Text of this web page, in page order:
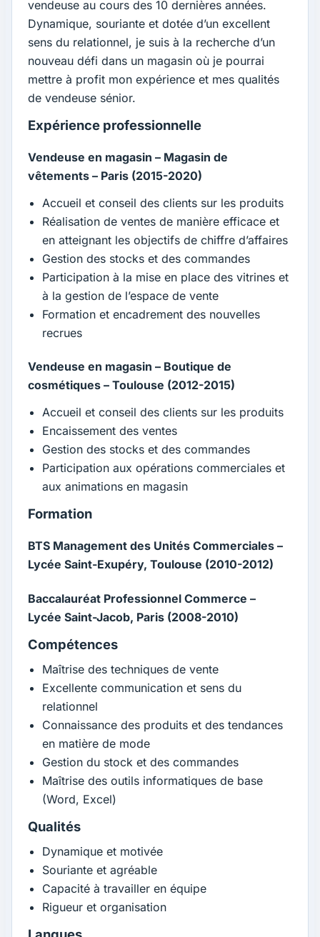
vendeuse au cours des 10 dernières années.
Dynamique, souriante et dotée d’un excellent
sens du relationnel, je suis à la recherche d’un
nouveau défi dans un magasin où je pourrai
mettre à profit mon expérience et mes qualités
de vendeuse sénior.
Expérience professionnelle
Vendeuse en magasin – Magasin de
vêtements – Paris (2015-2020)
Accueil et conseil des clients sur les produits
Réalisation de ventes de manière efficace et
en atteignant les objectifs de chiffre d’affaires
Gestion des stocks et des commandes
Participation à la mise en place des vitrines et
à la gestion de l’espace de vente
Formation et encadrement des nouvelles
recrues
Vendeuse en magasin – Boutique de
cosmétiques – Toulouse (2012-2015)
Accueil et conseil des clients sur les produits
Encaissement des ventes
Gestion des stocks et des commandes
Participation aux opérations commerciales et
aux animations en magasin
Formation
BTS Management des Unités Commerciales –
Lycée Saint-Exupéry, Toulouse (2010-2012)
Baccalauréat Professionnel Commerce –
Lycée Saint-Jacob, Paris (2008-2010)
Compétences
Maîtrise des techniques de vente
Excellente communication et sens du
relationnel
Connaissance des produits et des tendances
en matière de mode
Gestion du stock et des commandes
Maîtrise des outils informatiques de base
(Word, Excel)
Qualités
Dynamique et motivée
Souriante et agréable
Capacité à travailler en équipe
Rigueur et organisation
Langues